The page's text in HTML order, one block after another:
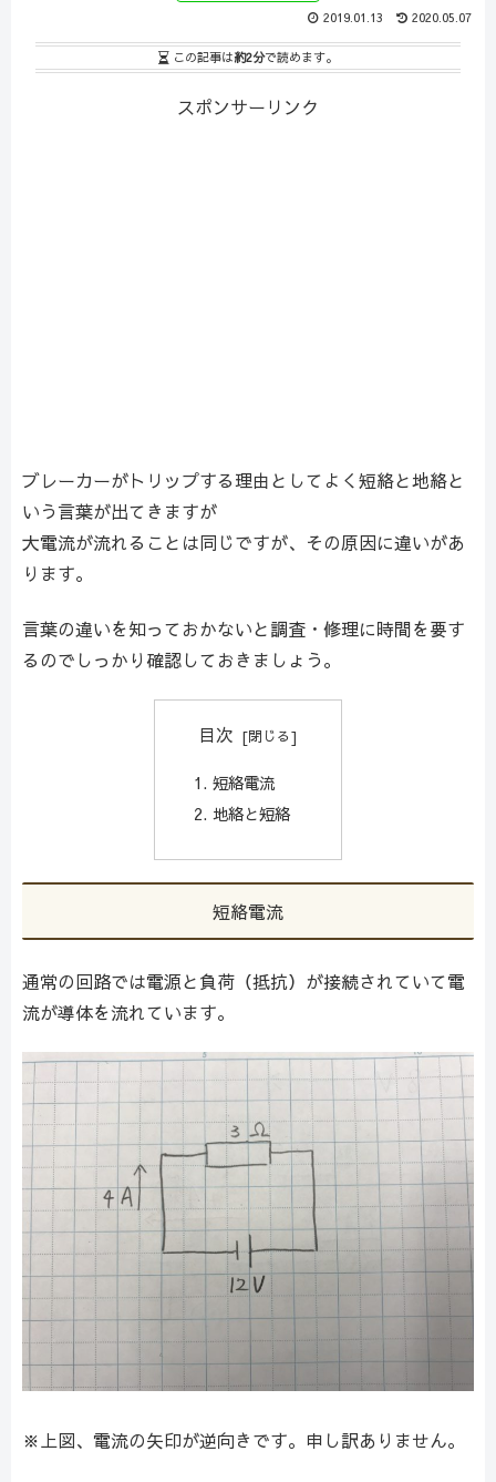
2020.05.07
2019.01.13
この記事は約2分で読めます。
スポンサーリンク
ブレーカーがトリップする理由としてよく短絡と地絡と
いう言葉が出てきますが
大電流が流れることは同じですが、その原因に違いがあ
ります。
言葉の違いを知っておかないと調査・修理に時間を要す
るのでしっかり確認しておきましょう。
目次
短絡電流
地絡と短絡
短絡電流
通常の回路では電源と負荷（抵抗）が接続されていて電
流が導体を流れています。
※上図、電流の矢印が逆向きです。申し訳ありません。